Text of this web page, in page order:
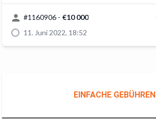
#1160906 - €10 000
11. Juni 2022, 18:52
EINFACHE GEBÜHREN